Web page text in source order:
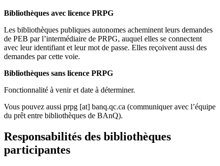
Bibliothèques avec licence PRPG
Les bibliothèques publiques autonomes acheminent leurs demandes
de PEB par l’intermédiaire de PRPG, auquel elles se connectent
avec leur identifiant et leur mot de passe. Elles reçoivent aussi des
demandes par cette voie.
Bibliothèques sans licence PRPG
Fonctionnalité à venir et date à déterminer.
Vous pouvez aussi prpg [at] banq.qc.ca (communiquer avec l’équipe
du prêt entre bibliothèques de BAnQ).
Responsabilités des bibliothèques
participantes